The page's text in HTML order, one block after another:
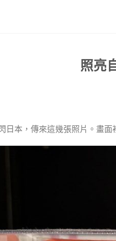
照亮
日本，傳來這幾張照片。畫